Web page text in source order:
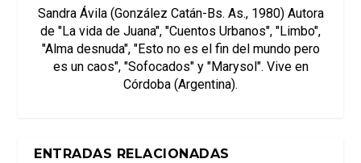
Sandra Ávila (González Catán-Bs. As., 1980) Autora
de "La vida de Juana", "Cuentos Urbanos", "Limbo",
"Alma desnuda", "Esto no es el fin del mundo pero
es un caos", "Sofocados" y "Marysol". Vive en
Córdoba (Argentina).
ENTRADAS RELACIONADAS